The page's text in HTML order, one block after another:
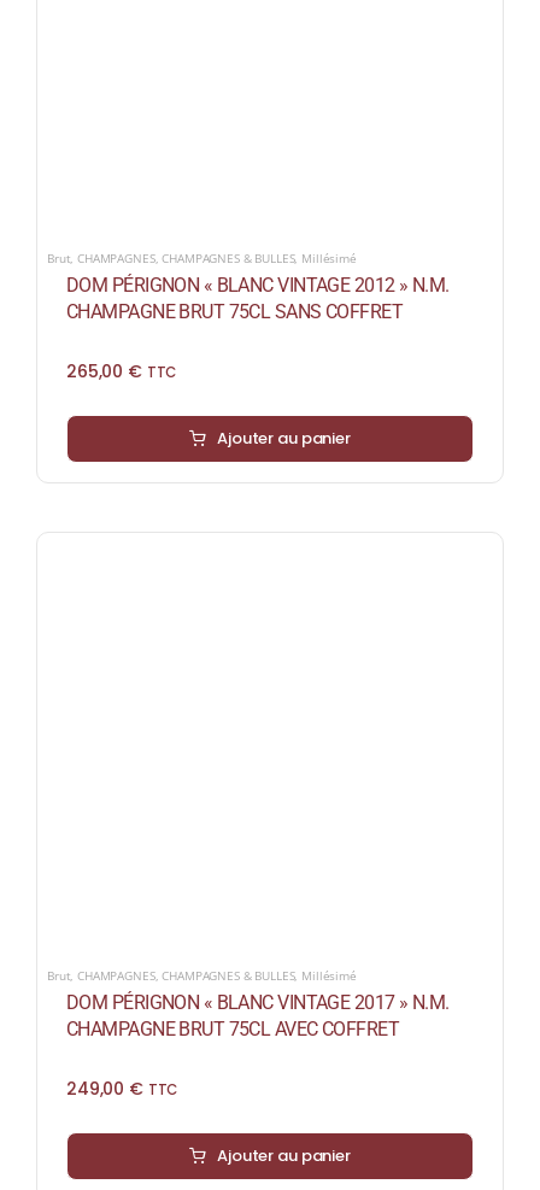
Brut ,CHAMPAGNES,CHAMPAGNES & BULLES, Millésimé
DOM PÉRIGNON « BLANC VINTAGE 2012 » N.M.
CHAMPAGNE BRUT 75CL SANS COFFRET
265,00 € TTC
Ajouter au panier
Brut ,CHAMPAGNES,CHAMPAGNES & BULLES, Millésimé
DOM PÉRIGNON « BLANC VINTAGE 2017 » N.M.
CHAMPAGNE BRUT 75CL AVEC COFFRET
249,00 € TTC
Ajouter au panier